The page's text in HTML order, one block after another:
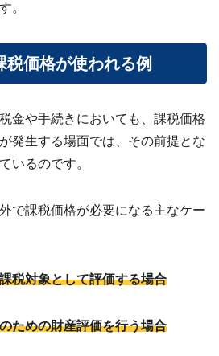
。
税価格が使われる例
金や手続きにおいても、課税価格
発生する場面では、その前提とな
いるのです。
で課税価格が必要になる主なケー
税対象として評価する場合
ための財産評価を行う場合